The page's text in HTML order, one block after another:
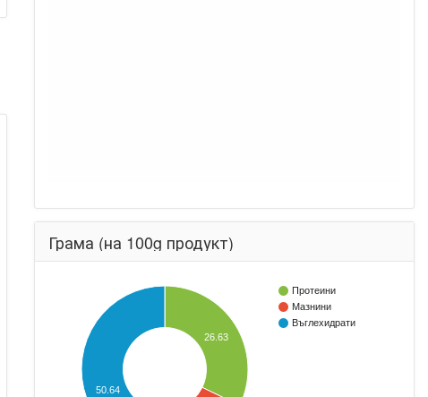
Грама (на 100g продукт)
Протеини
Мазнини
Въглехидрати
26.63
50.64